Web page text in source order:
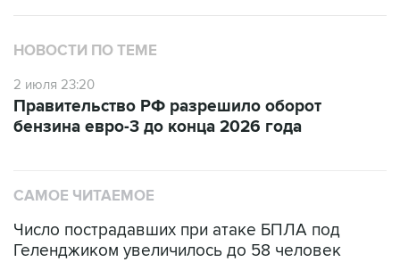
НОВОСТИ ПО ТЕМЕ
2 июля 23:20
Правительство РФ разрешило оборот
бензина евро-3 до конца 2026 года
САМОЕ ЧИТАЕМОЕ
Число пострадавших при атаке БПЛА под
Геленджиком увеличилось до 58 человек